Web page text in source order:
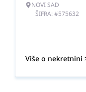
NOVI SAD
ŠIFRA: #575632
Više o nekretnini